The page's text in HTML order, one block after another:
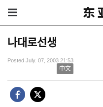
나대로선생
Posted July. 07, 2003 21:53
中文